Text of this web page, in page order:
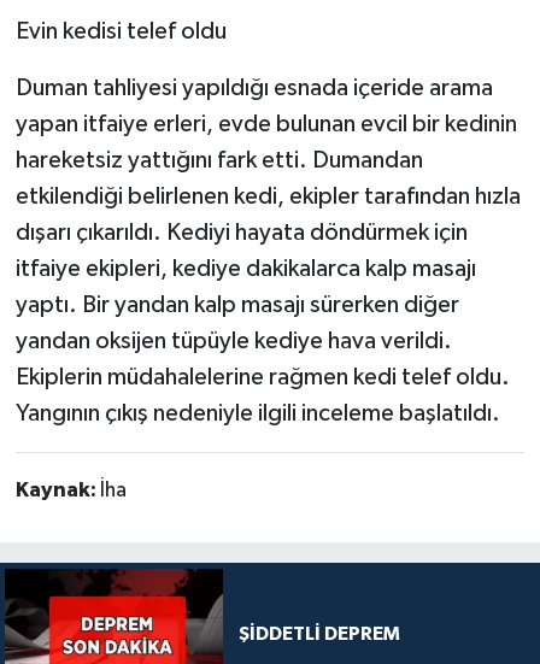
Evin kedisi telef oldu
Duman tahliyesi yapıldığı esnada içeride arama
yapan itfaiye erleri, evde bulunan evcil bir kedinin
hareketsiz yattığını fark etti. Dumandan
etkilendiği belirlenen kedi, ekipler tarafından hızla
dışarı çıkarıldı. Kediyi hayata döndürmek için
itfaiye ekipleri, kediye dakikalarca kalp masajı
yaptı. Bir yandan kalp masajı sürerken diğer
yandan oksijen tüpüyle kediye hava verildi.
Ekiplerin müdahalelerine rağmen kedi telef oldu.
Yangının çıkış nedeniyle ilgili inceleme başlatıldı.
Kaynak: İha
ŞİDDETLİ DEPREM